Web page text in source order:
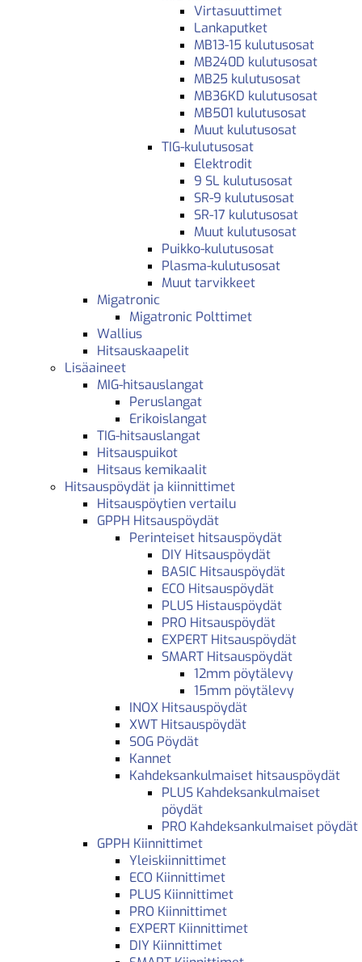
Virtasuuttimet
Lankaputket
MB13-15 kulutusosat
MB240D kulutusosat
MB25 kulutusosat
MB36KD kulutusosat
MB501 kulutusosat
Muut kulutusosat
TIG-kulutusosat
Elektrodit
9 SL kulutusosat
SR-9 kulutusosat
SR-17 kulutusosat
Muut kulutusosat
Puikko-kulutusosat
Plasma-kulutusosat
Muut tarvikkeet
Migatronic
Migatronic Polttimet
Wallius
Hitsauskaapelit
Lisäaineet
MIG-hitsauslangat
Peruslangat
Erikoislangat
TIG-hitsauslangat
Hitsauspuikot
Hitsaus kemikaalit
Hitsauspöydät ja kiinnittimet
Hitsauspöytien vertailu
GPPH Hitsauspöydät
Perinteiset hitsauspöydät
DIY Hitsauspöydät
BASIC Hitsauspöydät
ECO Hitsauspöydät
PLUS Histauspöydät
PRO Hitsauspöydät
EXPERT Hitsauspöydät
SMART Hitsauspöydät
12mm pöytälevy
15mm pöytälevy
INOX Hitsauspöydät
XWT Hitsauspöydät
SOG Pöydät
Kannet
Kahdeksankulmaiset hitsauspöydät
PLUS Kahdeksankulmaiset
pöydät
PRO Kahdeksankulmaiset pöydät
GPPH Kiinnittimet
Yleiskiinnittimet
ECO Kiinnittimet
PLUS Kiinnittimet
PRO Kiinnittimet
EXPERT Kiinnittimet
DIY Kiinnittimet